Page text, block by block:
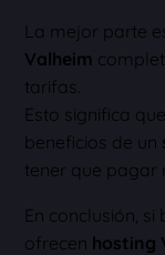
La mejor parte
Valheim
tarifas.
Esto significa
beneficios de un
tener que pagar
En conclusión,
ofrecen hosting